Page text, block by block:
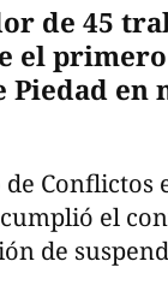
de 45
el
en
Conflictos
el
de